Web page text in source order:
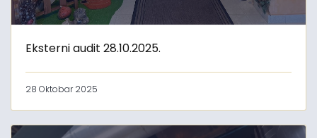
Eksterni audit 28.10.2025.
28 Oktobar 2025